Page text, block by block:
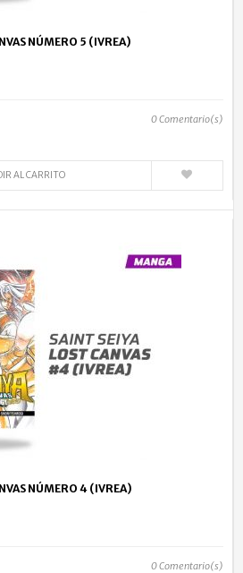
NÚMERO 5 (IVREA)
0Comentario(s)
AL CARRITO
NÚMERO 4 (IVREA)
0Comentario(s)